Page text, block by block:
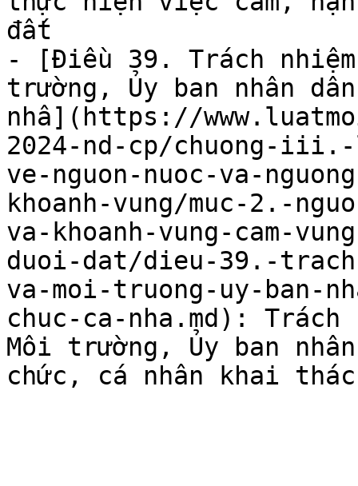
đất
- [Điều 39. Trách
trường, Ủy ban nhân
nhâ](https://
2024-nd-cp/chuong-
ve-nguon-nuoc-va-
khoanh-vung/muc-2.-
va-khoanh-vung-cam-
duoi-dat/dieu-39.-
va-moi-truong-uy-ban-
chuc-ca-nha.md): Trách
Môi trường, Ủy ban